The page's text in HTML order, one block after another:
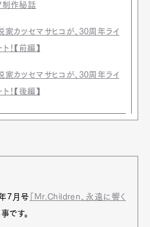
制作秘話
家カツセマサヒコが、30周年ライ
！【前編】
家カツセマサヒコが、30周年ライ
！【後編】
7月号 「Mr.Children、永遠に響く
です。